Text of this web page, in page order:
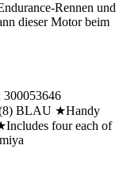
Rennen und
dieser Motor beim
(8) BLAU ★Handy
four each of